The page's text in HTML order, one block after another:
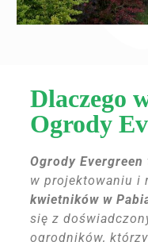
Dlaczego
Ogrody
Ogrody Evergreen
w projektowaniu i
kwietników w
się z
ogrodników,